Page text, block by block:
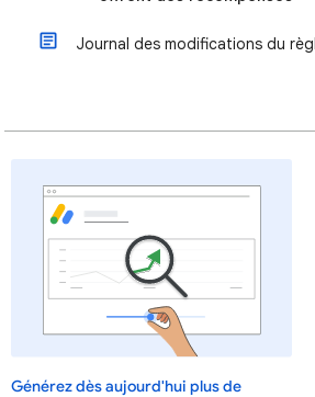
Journal des modifications du
Générez dès aujourd'hui plus de